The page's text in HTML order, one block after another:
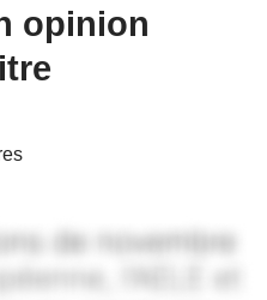
opinion